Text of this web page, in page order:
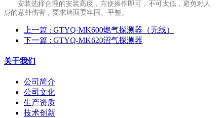
安装选择合理的安装高度，方便操作即可，不可太低，避免对人
身的意外伤害，要求墙面要牢固、平整。
上一篇 : GTYQ-MK600燃气探测器（无线）
下一篇 : GTYQ-MK620沼气探测器
关于我们
公司简介
公司文化
生产资质
技术创新